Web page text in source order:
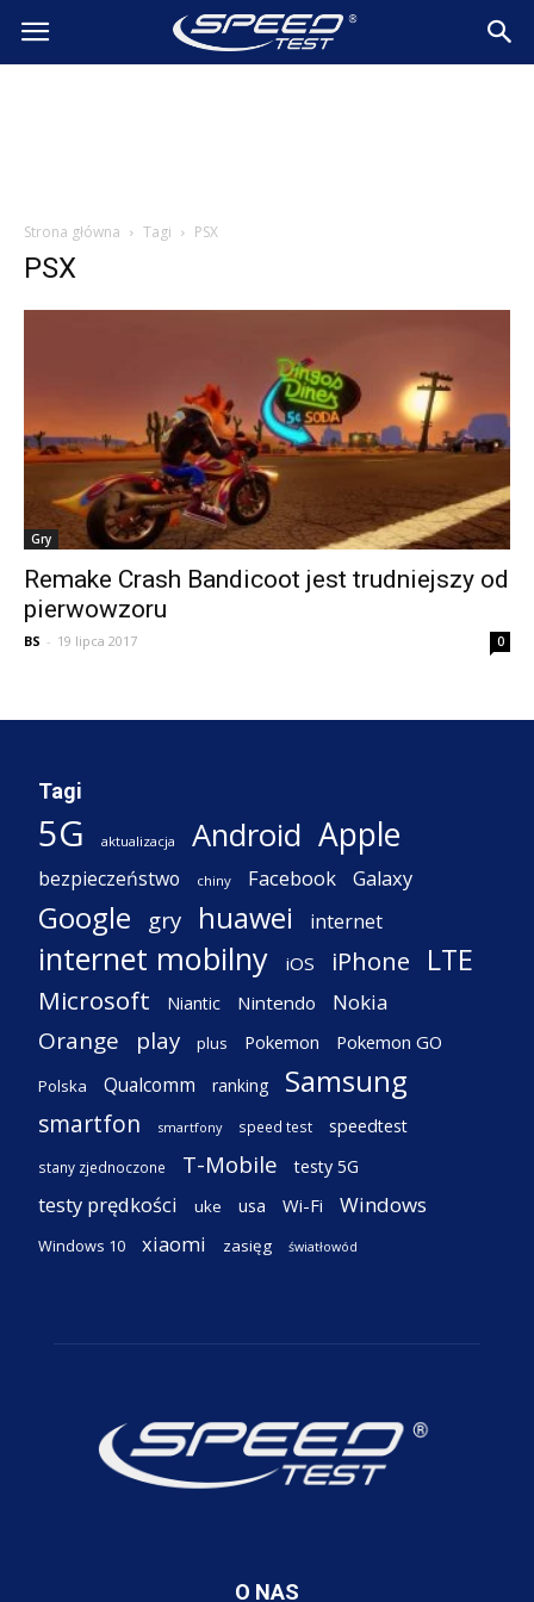
SpeedTest.pl
Strona główna Tagi PSX
PSX
Gry
Remake Crash Bandicoot jest trudniejszy od
pierwowzoru
BS - 19 lipca 2017 0
Tagi
5G aktualizacja Android Apple
bezpieczeństwo chiny Facebook Galaxy
Google gry huawei internet
internet mobilny iOS iPhone LTE
Microsoft Niantic Nintendo Nokia
Orange play plus Pokemon Pokemon GO
Polska Qualcomm ranking Samsung
smartfon smartfony speed test speedtest
stany zjednoczone T-Mobile testy 5G
testy prędkości uke usa Wi-Fi Windows
Windows 10 xiaomi zasięg światłowód
O NAS